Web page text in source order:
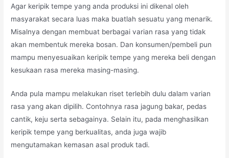
Agar keripik tempe yang anda produksi ini dikenal oleh
masyarakat secara luas maka buatlah sesuatu yang menarik.
Misalnya dengan membuat berbagai varian rasa yang tidak
akan membentuk mereka bosan. Dan konsumen/pembeli pun
mampu menyesuaikan keripik tempe yang mereka beli dengan
kesukaan rasa mereka masing-masing.
Anda pula mampu melakukan riset terlebih dulu dalam varian
rasa yang akan dipilih. Contohnya rasa jagung bakar, pedas
cantik, keju serta sebagainya. Selain itu, pada menghasilkan
keripik tempe yang berkualitas, anda juga wajib
mengutamakan kemasan asal produk tadi.